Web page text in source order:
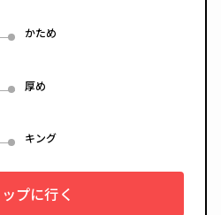
能。清潔さと快適さの両方を追求
かため
4
厚め
5
キング
6
プに行く